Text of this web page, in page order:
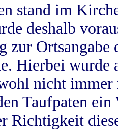
stand im
deshalb
zur
Hierbei wurde
nicht
Taufpaten
Richtigkeit